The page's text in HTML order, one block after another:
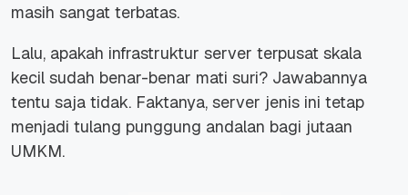
masih sangat terbatas.
Lalu, apakah infrastruktur server terpusat skala
kecil sudah benar-benar mati suri? Jawabannya
tentu saja tidak. Faktanya, server jenis ini tetap
menjadi tulang punggung andalan bagi jutaan
UMKM.